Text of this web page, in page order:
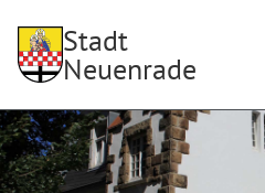
Stadt
Neuenrade